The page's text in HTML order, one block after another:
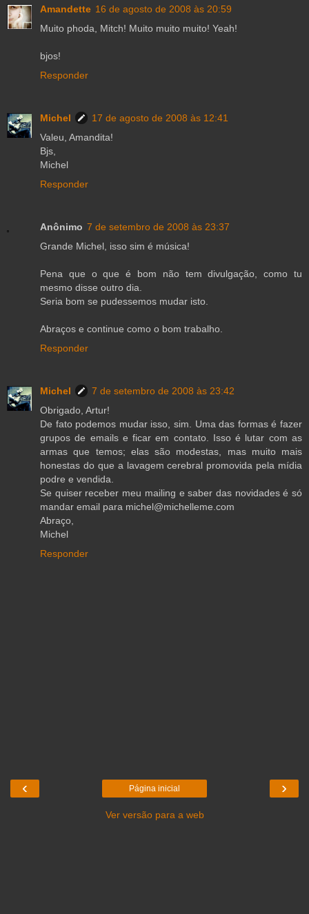
Amandette 16 de agosto de 2008 às 20:59
Muito phoda, Mitch! Muito muito muito! Yeah!
bjos!
Responder
Michel
17 de agosto de 2008 às 12:41
Valeu, Amandita!
Bjs,
Michel
Responder
Anônimo 7 de setembro de 2008 às 23:37
Grande Michel, isso sim é música!
Pena que o que é bom não tem divulgação, como tu
mesmo disse outro dia.
Seria bom se pudessemos mudar isto.
Abraços e continue como o bom trabalho.
Responder
Michel
7 de setembro de 2008 às 23:42
Obrigado, Artur!
De fato podemos mudar isso, sim. Uma das formas é fazer
grupos de emails e ficar em contato. Isso é lutar com as
armas que temos; elas são modestas, mas muito mais
honestas do que a lavagem cerebral promovida pela mídia
podre e vendida.
Se quiser receber meu mailing e saber das novidades é só
mandar email para michel@michelleme.com
Abraço,
Michel
Responder
‹ ›
Página inicial
Ver versão para a web